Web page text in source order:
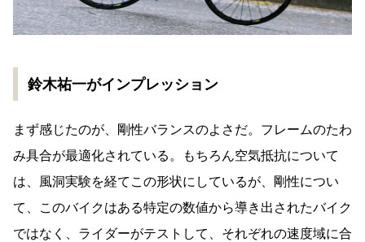
鈴木祐一がインプレッション
まず感じたのが、剛性バランスのよさだ。フレームのたわ
み具合が最適化されている。もちろん空気抵抗について
は、風洞実験を経てこの形状にしているが、剛性につい
て、このバイクはある特定の数値から導き出されたバイク
ではなく、ライダーがテストして、それぞれの速度域に合